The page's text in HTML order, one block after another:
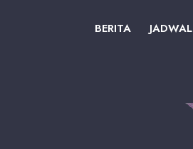
BERITA JADWAL